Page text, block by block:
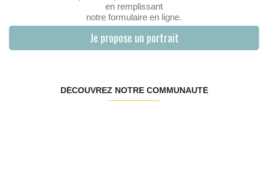
en remplissant
notre formulaire en ligne.
Je propose un portrait
DÉCOUVREZ NOTRE COMMUNAUTÉ